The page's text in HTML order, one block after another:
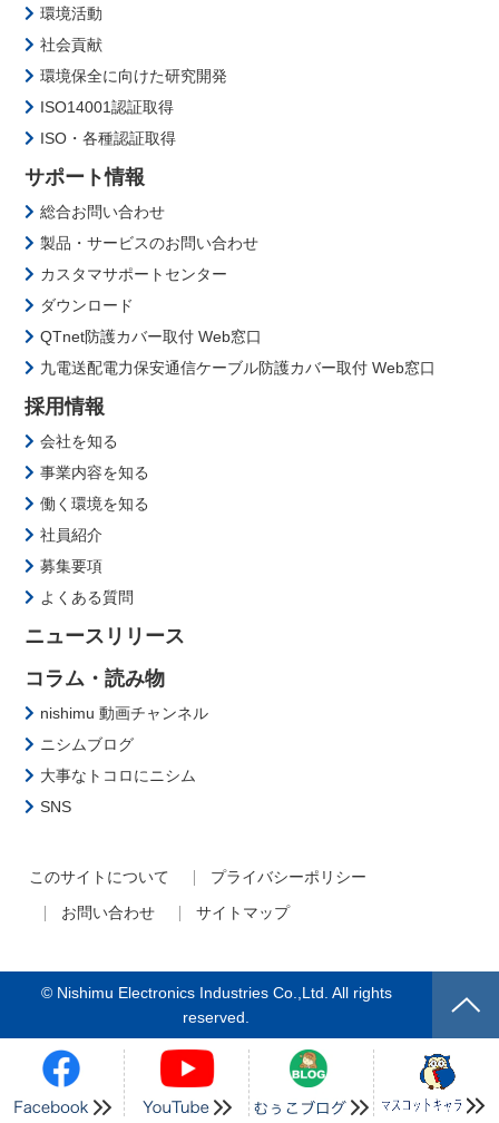
環境活動
社会貢献
環境保全に向けた研究開発
ISO14001認証取得
ISO・各種認証取得
サポート情報
総合お問い合わせ
製品・サービスのお問い合わせ
カスタマサポートセンター
ダウンロード
QTnet防護カバー取付 Web窓口
九電送配電力保安通信ケーブル防護カバー取付 Web窓口
採用情報
会社を知る
事業内容を知る
働く環境を知る
社員紹介
募集要項
よくある質問
ニュースリリース
コラム・読み物
nishimu 動画チャンネル
ニシムブログ
大事なトコロにニシム
SNS
このサイトについて
プライバシーポリシー
お問い合わせ
サイトマップ
© Nishimu Electronics Industries Co.,Ltd. All rights
reserved.